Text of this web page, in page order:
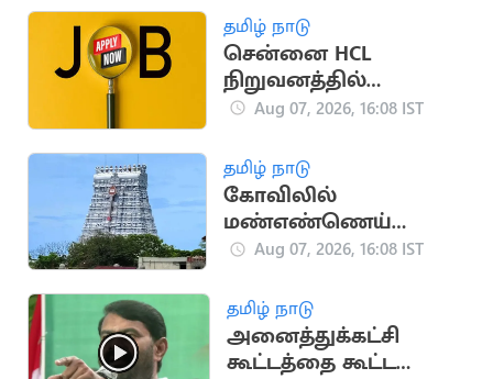
தகவல்
தமிழ் நாடு
சென்னை HCL
நிறுவனத்தில்
வேலைவாய்ப்பு:
நேர்முகத் தேர்வு!
Aug 07, 2026, 16:08 IST
தமிழ் நாடு
கோவிலில்
மண்எண்ணெய்
ஊற்றி தீக்குளித்த
அதிர்ஷ்டவசமாக உயிர்
பிழைத்தார்
Aug 07, 2026, 16:08 IST
தமிழ் நாடு
அனைத்துக்கட்சி
கூட்டத்தை கூட்ட